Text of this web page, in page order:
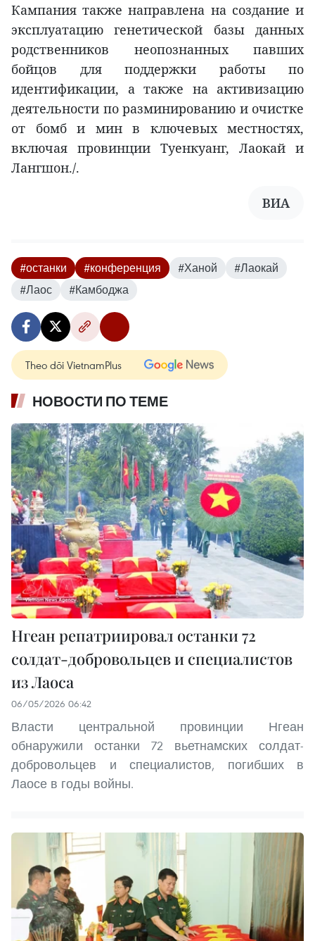
Кампания также направлена на создание и
эксплуатацию генетической базы данных
родственников неопознанных павших
бойцов для поддержки работы по
идентификации, а также на активизацию
деятельности по разминированию и очистке
от бомб и мин в ключевых местностях,
включая провинции Туенкуанг, Лаокай и
Лангшон./.
ВИА
#останки #конференция #Ханой
#Лаокай
#Лаос
#Камбоджа
Theo dõi VietnamPlus
НОВОСТИ ПО ТЕМЕ
Нгеан репатриировал останки 72
солдат-добровольцев и специалистов
из Лаоса
06/05/2026 06:42
Власти центральной провинции Нгеан
обнаружили останки 72 вьетнамских солдат-
добровольцев и специалистов, погибших в
Лаосе в годы войны.